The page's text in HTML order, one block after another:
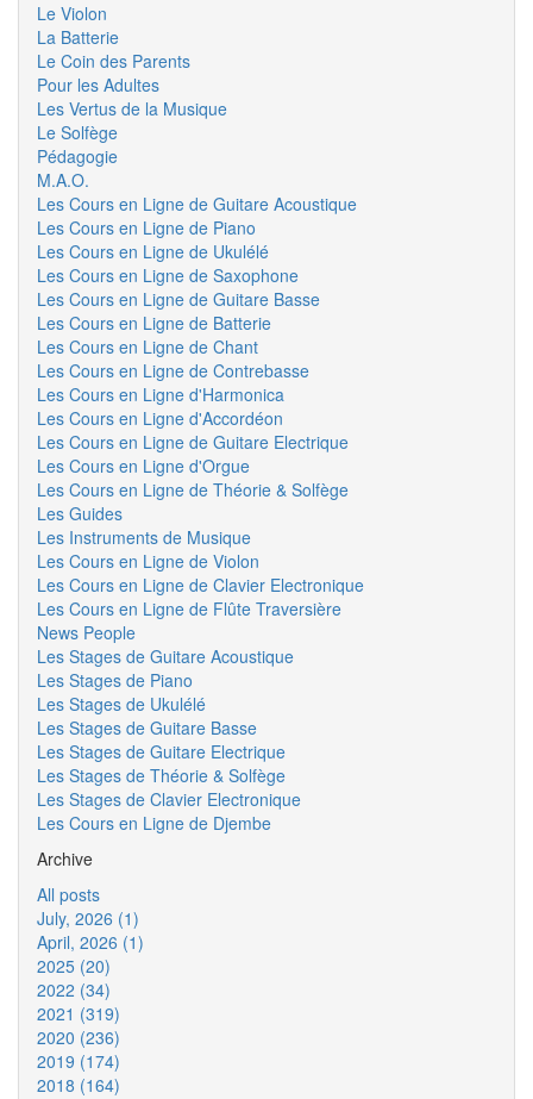
Le Violon
La Batterie
Le Coin des Parents
Pour les Adultes
Les Vertus de la Musique
Le Solfège
Pédagogie
M.A.O.
Les Cours en Ligne de Guitare Acoustique
Les Cours en Ligne de Piano
Les Cours en Ligne de Ukulélé
Les Cours en Ligne de Saxophone
Les Cours en Ligne de Guitare Basse
Les Cours en Ligne de Batterie
Les Cours en Ligne de Chant
Les Cours en Ligne de Contrebasse
Les Cours en Ligne d'Harmonica
Les Cours en Ligne d'Accordéon
Les Cours en Ligne de Guitare Electrique
Les Cours en Ligne d'Orgue
Les Cours en Ligne de Théorie & Solfège
Les Guides
Les Instruments de Musique
Les Cours en Ligne de Violon
Les Cours en Ligne de Clavier Electronique
Les Cours en Ligne de Flûte Traversière
News People
Les Stages de Guitare Acoustique
Les Stages de Piano
Les Stages de Ukulélé
Les Stages de Guitare Basse
Les Stages de Guitare Electrique
Les Stages de Théorie & Solfège
Les Stages de Clavier Electronique
Les Cours en Ligne de Djembe
Archive
All posts
July, 2026 (1)
April, 2026 (1)
2025 (20)
2022 (34)
2021 (319)
2020 (236)
2019 (174)
2018 (164)